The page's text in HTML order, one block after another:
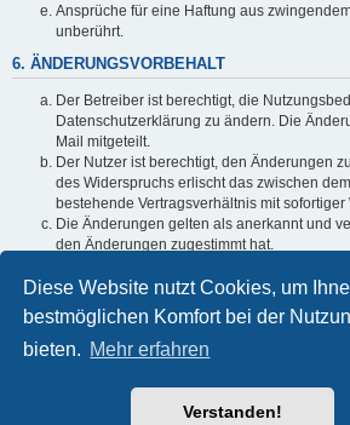
Diese Website nutzt Cookies, um
bestmöglichen Komfort bei der
bieten. Mehr erfahren
Verstanden!
Ansprüche für eine Haftung aus
unberührt.
6. ÄNDERUNGSVORBEHALT
Der Betreiber ist berechtigt, die
Datenschutzerklärung zu ändern. Die
Mail mitgeteilt.
Der Nutzer ist berechtigt, den Änderungen
des Widerspruchs erlischt das zwischen
bestehende Vertragsverhältnis mit sofortiger
Die Änderungen gelten als anerkannt und
den Änderungen zugestimmt hat.
Informationen über den Umgang mit Ihren
in der Datenschutzerklärung enthalten.
Powered byphpBB® Forum Software ©